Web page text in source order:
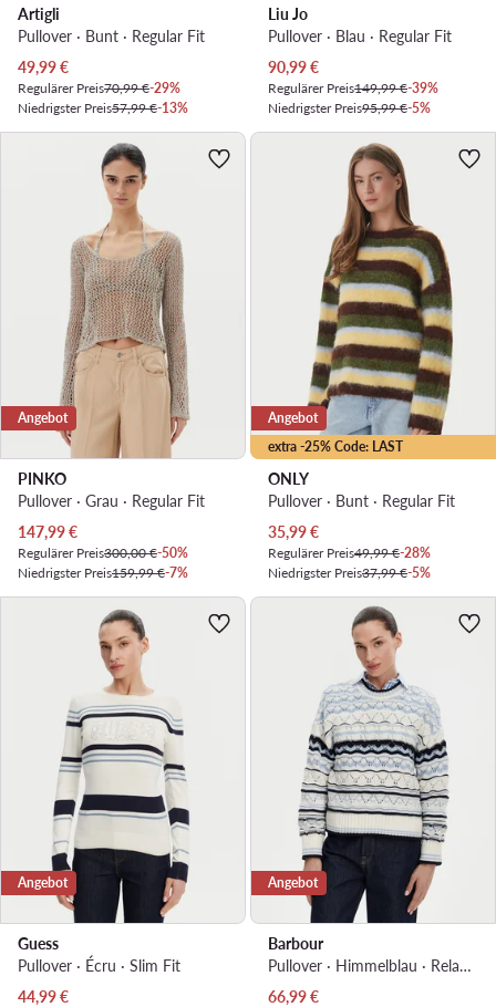
Artigli
Pullover · Bunt · Regular Fit
Aktueller Preis
49,99€
Regulärer Preis70,99 €-29%
Niedrigster Preis57,99 €-13%
Liu Jo
Pullover · Blau · Regular Fit
Aktueller Preis
90,99€
Regulärer Preis149,99 €-39%
Niedrigster Preis95,99 €-5%
Angebot
PINKO
Pullover · Grau · Regular Fit
Aktueller Preis
147,99€
Regulärer Preis300,00 €-50%
Niedrigster Preis159,99 €-7%
extra -25% Code: LAST
Angebot
ONLY
Pullover · Bunt · Regular Fit
Aktueller Preis
35,99€
Regulärer Preis49,99 €-28%
Niedrigster Preis37,99 €-5%
Angebot
Guess
Pullover · Écru · Slim Fit
Aktueller Preis
44,99€
Angebot
Barbour
Pullover · Himmelblau · Relaxed Fit
Aktueller Preis
66,99€